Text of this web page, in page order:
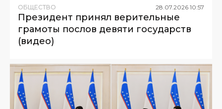
ОБЩЕСТВО 28 07 2026 10:57
Президент принял верительные
грамоты послов девяти государств
(видео)